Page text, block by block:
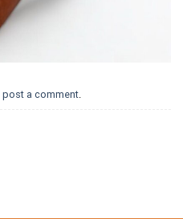
post a comment.